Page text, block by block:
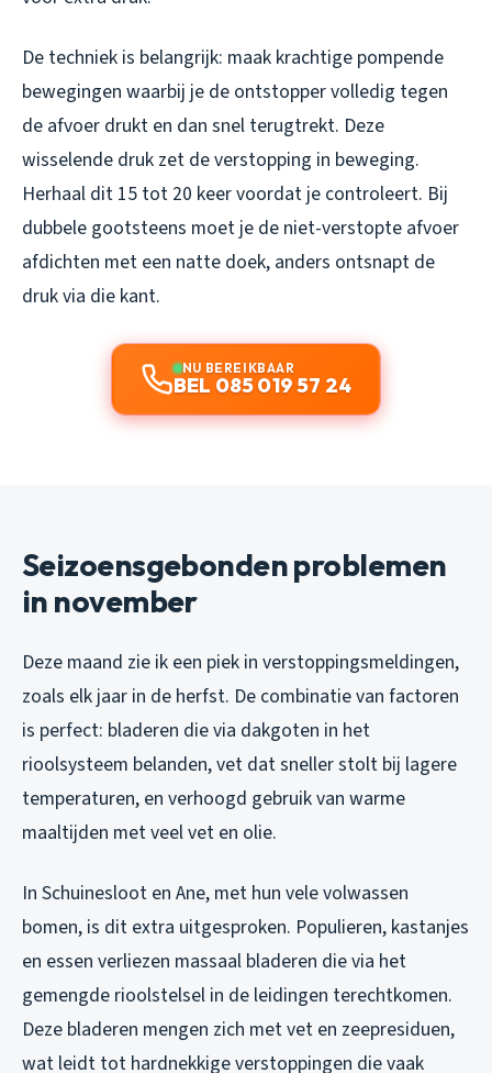
De techniek is belangrijk: maak krachtige pompende
bewegingen waarbij je de ontstopper volledig tegen
de afvoer drukt en dan snel terugtrekt. Deze
wisselende druk zet de verstopping in beweging.
Herhaal dit 15 tot 20 keer voordat je controleert. Bij
dubbele gootsteens moet je de niet-verstopte afvoer
afdichten met een natte doek, anders ontsnapt de
druk via die kant.
NU BEREIKBAAR
BEL 085 019 57 24
Seizoensgebonden problemen
in november
Deze maand zie ik een piek in verstoppingsmeldingen,
zoals elk jaar in de herfst. De combinatie van factoren
is perfect: bladeren die via dakgoten in het
rioolsysteem belanden, vet dat sneller stolt bij lagere
temperaturen, en verhoogd gebruik van warme
maaltijden met veel vet en olie.
In Schuinesloot en Ane, met hun vele volwassen
bomen, is dit extra uitgesproken. Populieren, kastanjes
en essen verliezen massaal bladeren die via het
gemengde rioolstelsel in de leidingen terechtkomen.
Deze bladeren mengen zich met vet en zeepresiduen,
wat leidt tot hardnekkige verstoppingen die vaak